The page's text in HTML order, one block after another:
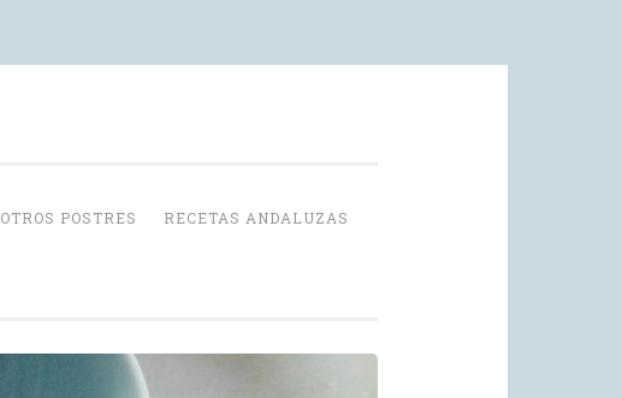
OTROS POSTRES RECETAS ANDALUZAS